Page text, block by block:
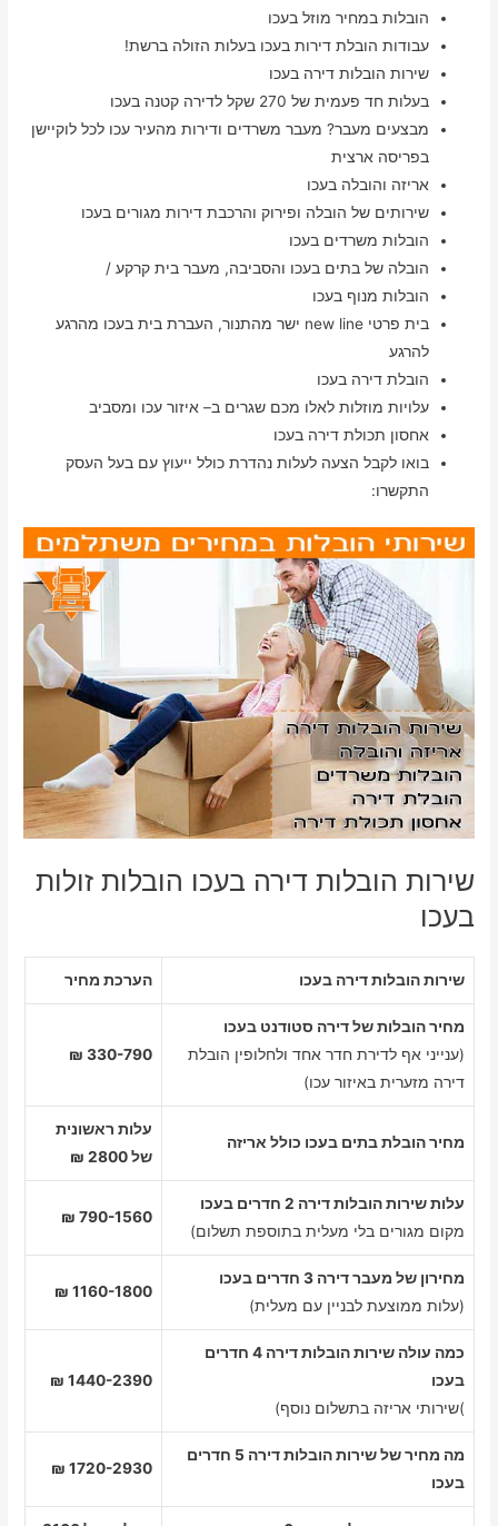
הובלות במחיר מוזל בעכו
עבודות הובלת דירות בעכו בעלות הזולה ברשת!
שירות הובלות דירה בעכו
בעלות חד פעמית של 270 שקל לדירה קטנה בעכו
מבצעים מעבר? מעבר משרדים ודירות מהעיר עכו לכל לוקיישן
בפריסה ארצית
אריזה והובלה בעכו
שירותים של הובלה ופירוק והרכבת דירות מגורים בעכו
הובלות משרדים בעכו
הובלה של בתים בעכו והסביבה, מעבר בית קרקע /
הובלות מנוף בעכו
בית פרטי new line ישר מהתנור, העברת בית בעכו מהרגע
להרגע
הובלת דירה בעכו
עלויות מוזלות לאלו מכם שגרים ב– איזור עכו ומסביב
אחסון תכולת דירה בעכו
בואו לקבל הצעה לעלות נהדרת כולל ייעוץ עם בעל העסק
התקשרו:
שירות הובלות דירה בעכו הובלות זולות
בעכו
שירות הובלות דירה בעכו הערכת מחיר
מחיר הובלות של דירה סטודנט בעכו
(ענייני אף לדירת חדר אחד ולחלופין הובלת
דירה מזערית באיזור עכו)
330-790 ₪
מחיר הובלת בתים בעכו כולל אריזה
עלות ראשונית
של 2800 ₪
עלות שירות הובלות דירה 2 חדרים בעכו
מקום מגורים בלי מעלית בתוספת תשלום)
790-1560 ₪
מחירון של מעבר דירה 3 חדרים בעכו
(עלות ממוצעת לבניין עם מעלית)
1160-1800 ₪
כמה עולה שירות הובלות דירה 4 חדרים
בעכו
)שירותי אריזה בתשלום נוסף)
1440-2390 ₪
מה מחיר של שירות הובלות דירה 5 חדרים
בעכו
1720-2930 ₪